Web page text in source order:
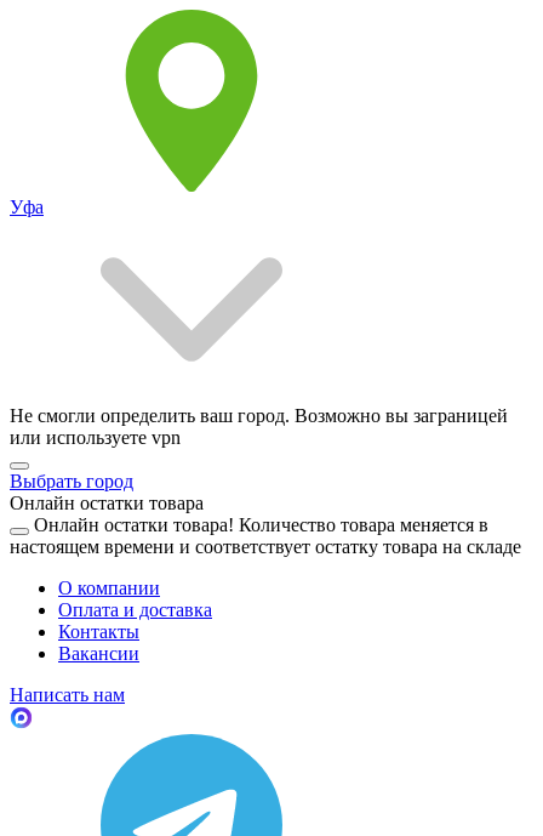
Уфа
Не смогли определить ваш город. Возможно вы заграницей
или используете vpn
Выбрать город
Онлайн остатки товара
Онлайн остатки товара! Количество товара меняется в
настоящем времени и соответствует остатку товара на складе
О компании
Оплата и доставка
Контакты
Вакансии
Написать нам